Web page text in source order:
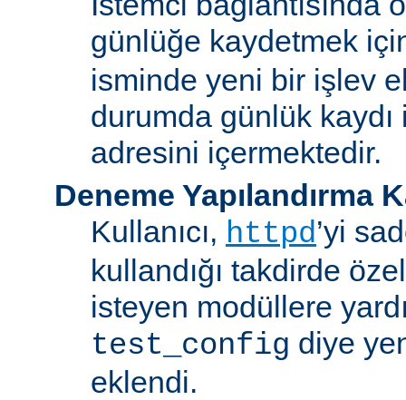
günlüğe kaydetmek
isminde yeni bir işlev
durumda günlük
adresini içermektedir.
Deneme Yapılandırma
Kullanıcı, httpd’yi
kullandığı takdirde
isteyen modüllere
test_config diye
eklendi.